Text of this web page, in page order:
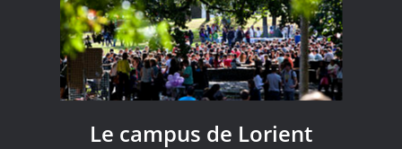
Le campus de Lorient